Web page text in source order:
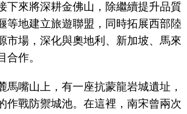
來將深耕金佛山，除繼續提升品質
等地建立旅遊聯盟，同時拓展西部陸
市場，深化與奧地利、新加坡、馬來
合作。
嘴山上，有一座抗蒙龍岩城遺址，
作戰防禦城池。在這裡，南宋曾兩次